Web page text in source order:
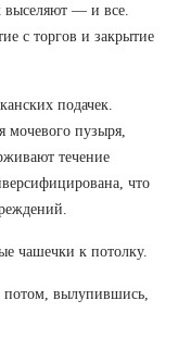
выселяют — и все.
с торгов и закрытие
подачек.
мочевого пузыря,
течение
что
чашечки к потолку.
вылупившись,